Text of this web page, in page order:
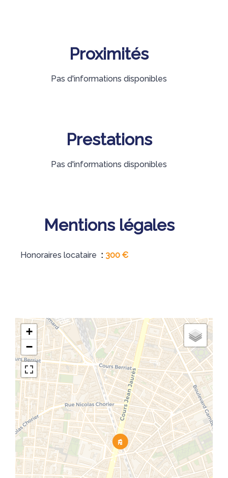
Proximités
Pas d'informations disponibles
Prestations
Pas d'informations disponibles
Mentions légales
Honoraires locataire 300 €
+
−